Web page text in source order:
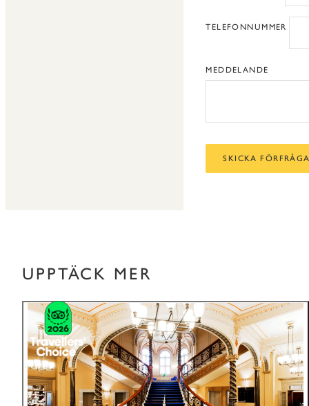
TELEFONNUMMER
MEDDELANDE
SKICKA
UPPTÄCK MER